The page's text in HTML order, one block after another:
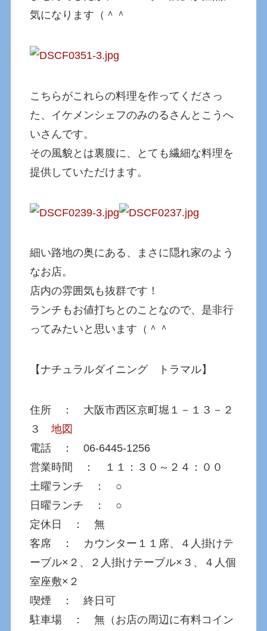
気になります（＾＾
こちらがこれらの料理を作ってくださっ
た、イケメンシェフのみのるさんとこうへ
いさんです。
その風貌とは裏腹に、とても繊細な料理を
提供していただけます。
細い路地の奥にある、まさに隠れ家のよう
なお店。
店内の雰囲気も抜群です！
ランチもお値打ちとのことなので、是非行
ってみたいと思います（＾＾
【ナチュラルダイニング トラマル】
住所 ： 大阪市西区京町堀１－１３－２
３地図
電話 ： 06-6445-1256
営業時間 ： １１：３０～２４：００
土曜ランチ ： ○
日曜ランチ ： ○
定休日 ： 無
客席 ： カウンター１１席、４人掛けテ
ーブル×２、２人掛けテーブル×３、４人個
室座敷×２
喫煙 ： 終日可
駐車場 ： 無（お店の周辺に有料コイン